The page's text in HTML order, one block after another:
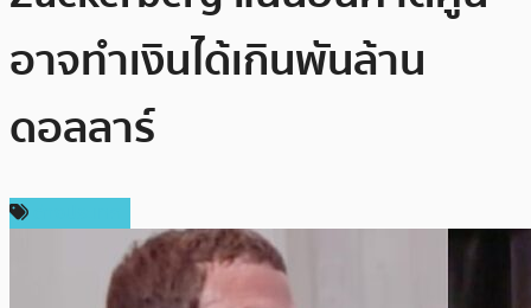
อาจทำเงินได้เกินพันล้าน
ดอลลาร์